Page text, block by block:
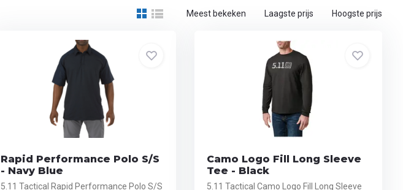
Meest bekeken Laagste prijs Hoogste prijs
Rapid Performance Polo S/S
- Navy Blue
5.11 Tactical Rapid Performance Polo S/S
Camo Logo Fill Long Sleeve
Tee - Black
5.11 Tactical Camo Logo Fill Long Sleeve